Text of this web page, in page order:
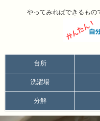
やってみればできるもの
台所
洗濯場
分解